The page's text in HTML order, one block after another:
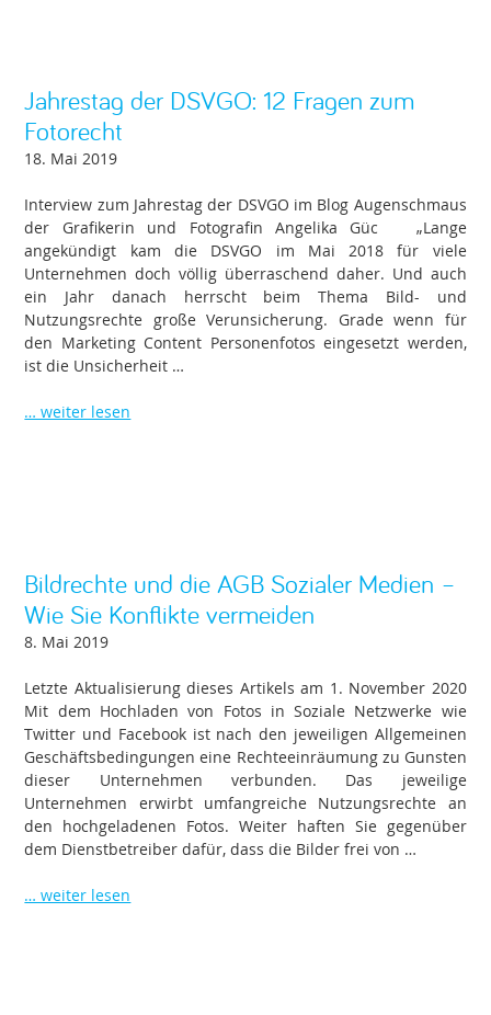
Jahrestag der DSVGO: 12 Fragen zum
Fotorecht
18. Mai 2019
Interview zum Jahrestag der DSVGO im Blog Augenschmaus
der Grafikerin und Fotografin Angelika Güc „Lange
angekündigt kam die DSVGO im Mai 2018 für viele
Unternehmen doch völlig überraschend daher. Und auch
ein Jahr danach herrscht beim Thema Bild- und
Nutzungsrechte große Verunsicherung. Grade wenn für
den Marketing Content Personenfotos eingesetzt werden,
ist die Unsicherheit …
… weiter lesen
Bildrechte und die AGB Sozialer Medien –
Wie Sie Konflikte vermeiden
8. Mai 2019
Letzte Aktualisierung dieses Artikels am 1. November 2020
Mit dem Hochladen von Fotos in Soziale Netzwerke wie
Twitter und Facebook ist nach den jeweiligen Allgemeinen
Geschäftsbedingungen eine Rechteeinräumung zu Gunsten
dieser Unternehmen verbunden. Das jeweilige
Unternehmen erwirbt umfangreiche Nutzungsrechte an
den hochgeladenen Fotos. Weiter haften Sie gegenüber
dem Dienstbetreiber dafür, dass die Bilder frei von …
… weiter lesen